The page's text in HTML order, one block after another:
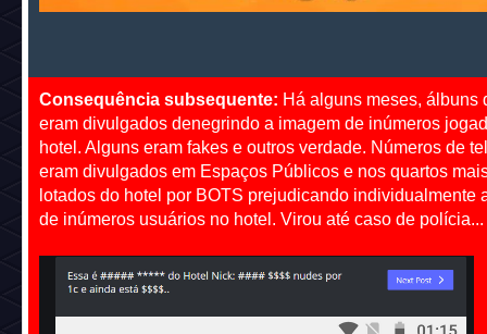
Consequência subsequente: Há alguns meses, álbuns
eram divulgados denegrindo a imagem de inúmeros
hotel. Alguns eram fakes e outros verdade. Números de
eram divulgados em Espaços Públicos e nos quartos
lotados do hotel por BOTS prejudicando individualmente
de inúmeros usuários no hotel. Virou até caso de polícia...